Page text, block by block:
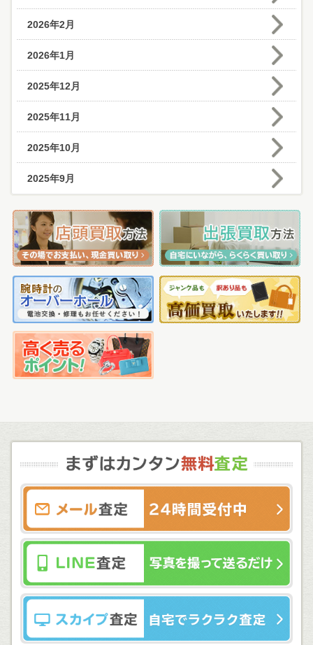
2026年2月
2026年1月
2025年12月
2025年11月
2025年10月
2025年9月